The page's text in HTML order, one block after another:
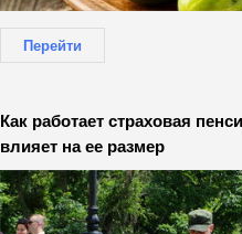
Перейти
Как работает страховая
влияет на ее размер